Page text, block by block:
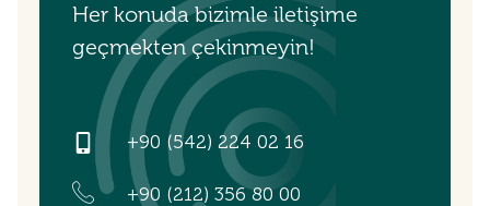
Her konuda bizimle iletişime
geçmekten çekinmeyin!
+90 (542) 224 02 16
+90 (212) 356 80 00